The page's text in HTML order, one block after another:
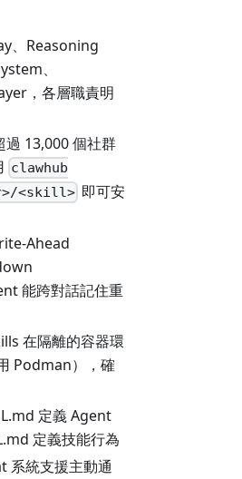
、Reasoning
、
，各層職責明
過 13,000 個社群
clawhub
<skill> 即可安
Ahead
能跨對話記住重
在隔離的容器環
Podman），確
定義 Agent
定義技能行為
系統支援主動通